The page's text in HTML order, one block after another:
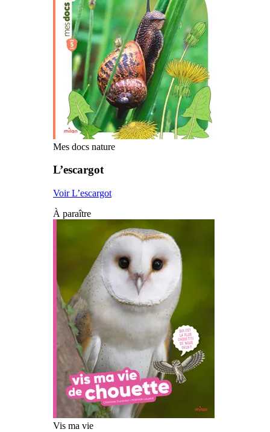
Mes docs nature
L’escargot
Voir L’escargot
À paraître
Vis ma vie